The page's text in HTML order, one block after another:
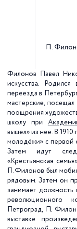
П.
Филонов Павел
искусства.
переезда в
мастерские,
поощрения
школу при
вышел» из нее. В 1910
молодёжи» с первой
Затем идут
«Крестьянская
П. Филонов был
рядовым. Затем он
занимает
революционного
Петроград, П.
выставке